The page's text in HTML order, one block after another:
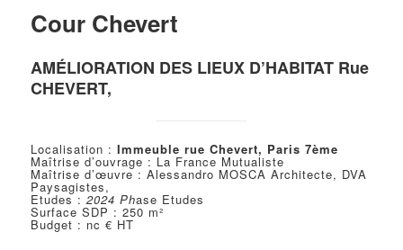
Cour Chevert
AMÉLIORATION DES LIEUX D’HABITAT Rue
CHEVERT,
Localisation :Immeuble rue Chevert, Paris 7ème
Maîtrise d’ouvrage : La France Mutualiste
Maîtrise d’œuvre : Alessandro MOSCA Architecte, DVA
Paysagistes,
Etudes :2024 Phase Etudes
Surface SDP : 250 m²
Budget : nc € HT